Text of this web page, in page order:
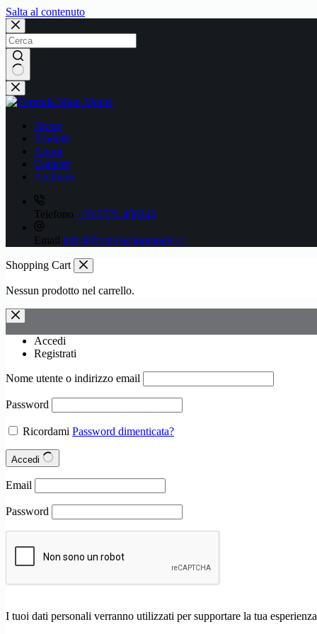
Salta al contenuto
Nessun
risultato
Home
Prodotti
About
Contatti
Archivio
Telefono +39.0721.456146
Email info@formulashopmodel.it
Shopping Cart
Nessun prodotto nel carrello.
Accedi
Registrati
Nome utente o indirizzo email
Password
Ricordami Password dimenticata?
Accedi
Email
Password
I tuoi dati personali verranno utilizzati per supportare la tua